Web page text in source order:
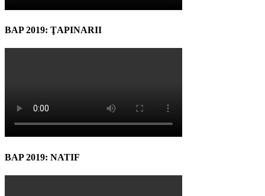
BAP 2019: ŢAPINARII
BAP 2019: NATIF